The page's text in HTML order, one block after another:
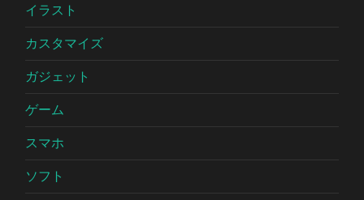
イラスト
カスタマイズ
ガジェット
ゲーム
スマホ
ソフト